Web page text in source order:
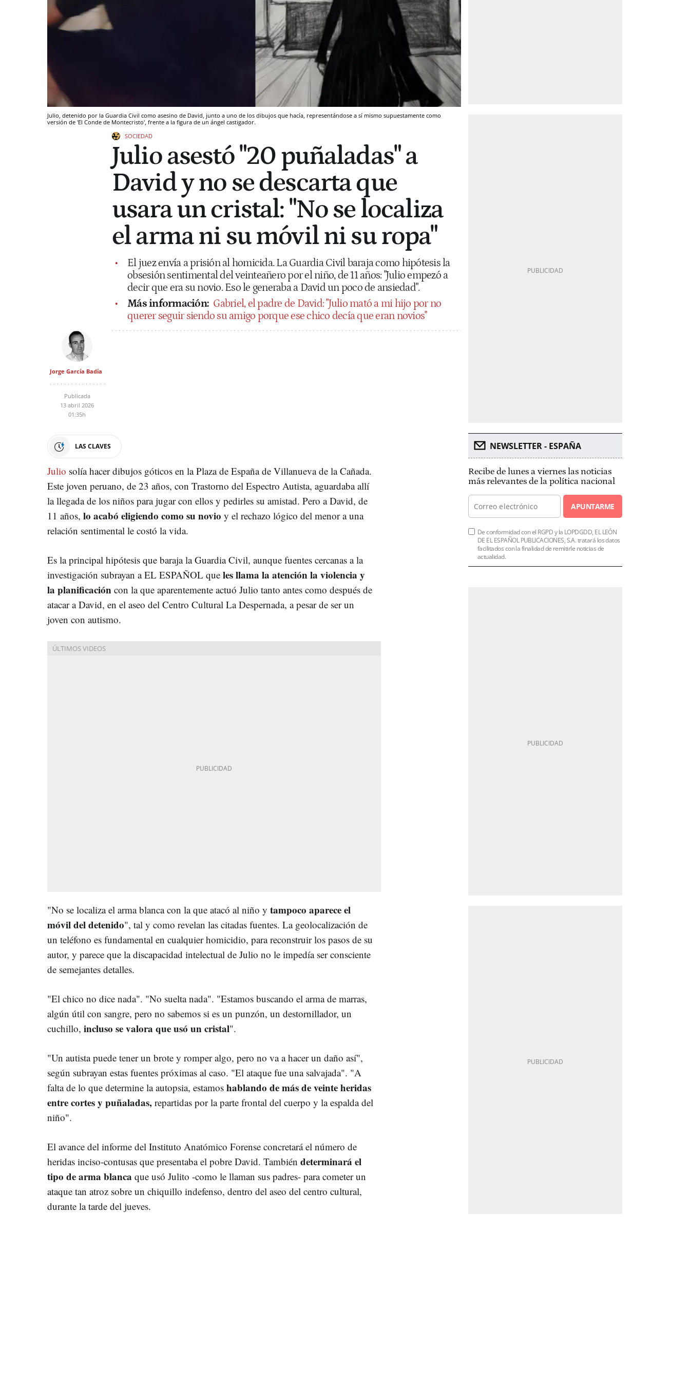
Julio, detenido por la Guardia Civil como asesino de David, junto a uno de los dibujos que hacía, representándose a sí mismo supuestamente como
versión de 'El Conde de Montecristo', frente a la figura de un ángel castigador.
SOCIEDAD
Julio asestó "20 puñaladas" a
David y no se descarta que
usara un cristal: "No se localiza
el arma ni su móvil ni su ropa"
El juez envía a prisión al homicida. La Guardia Civil baraja como hipótesis la
obsesión sentimental del veinteañero por el niño, de 11 años: "Julio empezó a
decir que era su novio. Eso le generaba a David un poco de ansiedad".
Más información: Gabriel, el padre de David: "Julio mató a mi hijo por no
querer seguir siendo su amigo porque ese chico decía que eran novios"
Jorge García Badía
Publicada
13 abril 2026
01:35h
LAS CLAVES
Julio solía hacer dibujos góticos en la Plaza de España de Villanueva de la Cañada.
Este joven peruano, de 23 años, con Trastorno del Espectro Autista, aguardaba allí
la llegada de los niños para jugar con ellos y pedirles su amistad. Pero a David, de
11 años, lo acabó eligiendo como su novio y el rechazo lógico del menor a una
relación sentimental le costó la vida.
Es la principal hipótesis que baraja la Guardia Civil, aunque fuentes cercanas a la
investigación subrayan a EL ESPAÑOL que les llama la atención la violencia y
la planificación con la que aparentemente actuó Julio tanto antes como después de
atacar a David, en el aseo del Centro Cultural La Despernada, a pesar de ser un
joven con autismo.
"No se localiza el arma blanca con la que atacó al niño y tampoco aparece el
móvil del detenido", tal y como revelan las citadas fuentes. La geolocalización de
un teléfono es fundamental en cualquier homicidio, para reconstruir los pasos de su
autor, y parece que la discapacidad intelectual de Julio no le impedía ser consciente
de semejantes detalles.
"El chico no dice nada". "No suelta nada". "Estamos buscando el arma de marras,
algún útil con sangre, pero no sabemos si es un punzón, un destornillador, un
cuchillo, incluso se valora que usó un cristal".
"Un autista puede tener un brote y romper algo, pero no va a hacer un daño así",
según subrayan estas fuentes próximas al caso. "El ataque fue una salvajada". "A
falta de lo que determine la autopsia, estamos hablando de más de veinte heridas
entre cortes y puñaladas, repartidas por la parte frontal del cuerpo y la espalda del
niño".
El avance del informe del Instituto Anatómico Forense concretará el número de
heridas inciso-contusas que presentaba el pobre David. También determinará el
tipo de arma blanca que usó Julito -como le llaman sus padres- para cometer un
ataque tan atroz sobre un chiquillo indefenso, dentro del aseo del centro cultural,
durante la tarde del jueves.
NEWSLETTER - ESPAÑA
Recibe de lunes a viernes las noticias
más relevantes de la política nacional
APUNTARME
De conformidad con el RGPD y la LOPDGDD, EL LEÓN
DE EL ESPAÑOL PUBLICACIONES, S.A. tratará los datos
facilitados con la finalidad de remitirle noticias de
actualidad.